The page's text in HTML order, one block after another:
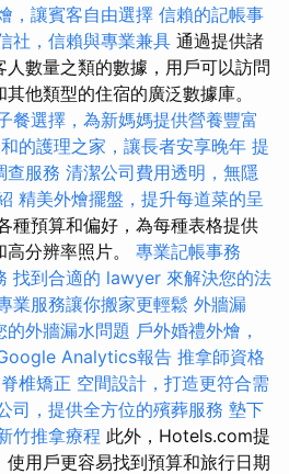
，讓賓客自由選擇 信賴的記帳事
社，信賴與專業兼具 通過提供諸
數量之類的數據，用戶可以訪問
他類型的住宿的廣泛數據庫。
餐選擇，為新媽媽提供營養豐富
的護理之家，讓長者安享晚年 提
查服務 清潔公司費用透明，無隱
精美外燴擺盤，提升每道菜的呈
種預算和偏好，為每種表格提供
分辨率照片。 專業記帳事務
找到合適的 lawyer 來解決您的法
業服務讓你搬家更輕鬆 外牆漏
的外牆漏水問題 戶外婚禮外燴，
Analytics報告 推拿師資格
椎矯正 空間設計，打造更符合需
司，提供全方位的殯葬服務 墊下
竹推拿療程 此外，Hotels.com提
用戶更容易找到預算和旅行日期